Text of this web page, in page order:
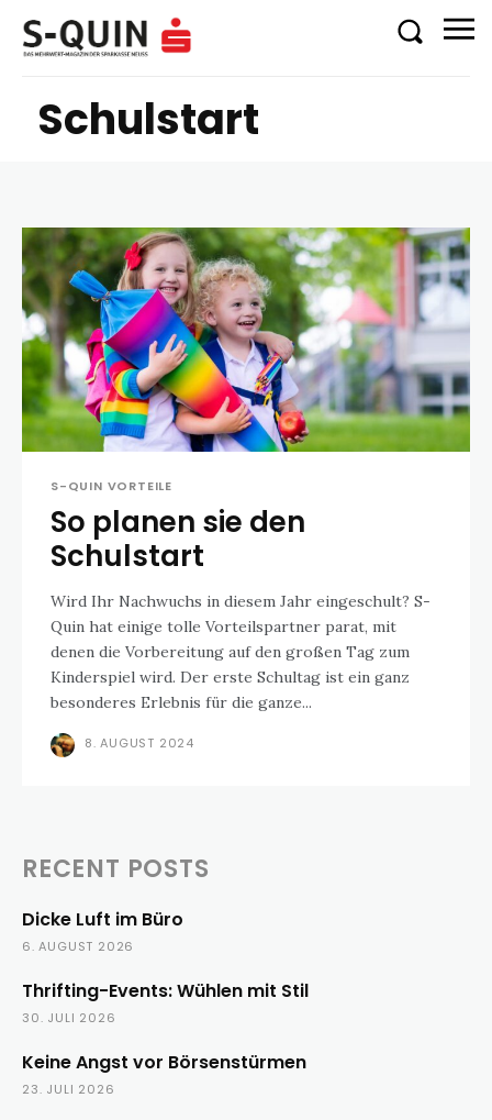
Schulstart
S-QUIN VORTEILE
So planen sie den
Schulstart
Wird Ihr Nachwuchs in diesem Jahr eingeschult? S-
Quin hat einige tolle Vorteilspartner parat, mit
denen die Vorbereitung auf den großen Tag zum
Kinderspiel wird. Der erste Schultag ist ein ganz
besonderes Erlebnis für die ganze...
8. AUGUST 2024
RECENT POSTS
Dicke Luft im Büro
6. AUGUST 2026
Thrifting-Events: Wühlen mit Stil
30. JULI 2026
Keine Angst vor Börsenstürmen
23. JULI 2026